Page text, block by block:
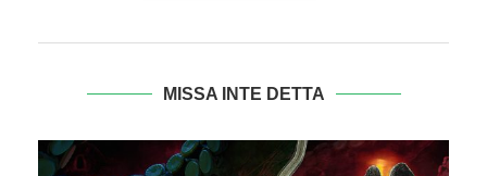
MISSA INTE DETTA